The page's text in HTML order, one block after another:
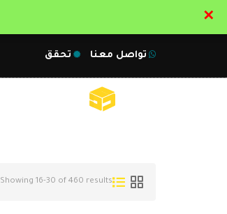
تواصل معنا تحقق
Showing 16-30 of 460 results
✕